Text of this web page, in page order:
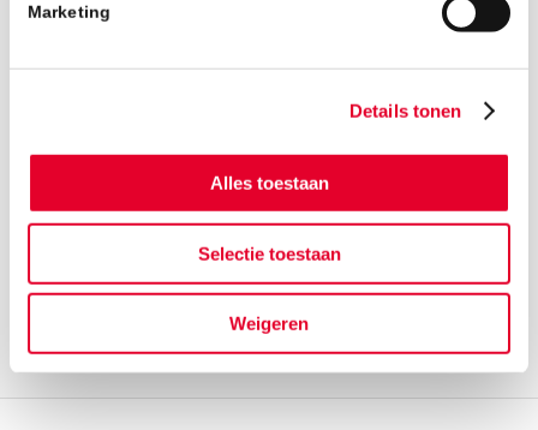
Marketing
Details tonen
Alles toestaan
Selectie toestaan
Weigeren